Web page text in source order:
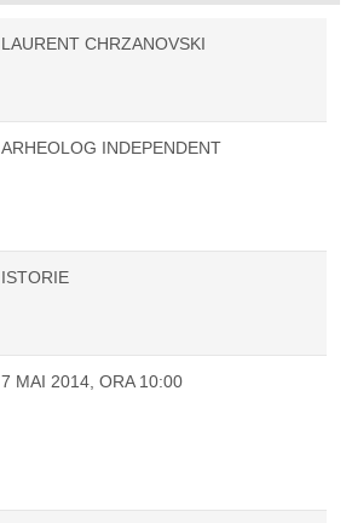
LAURENT CHRZANOVSKI
ARHEOLOG INDEPENDENT
ISTORIE
7 MAI 2014, ORA 10:00